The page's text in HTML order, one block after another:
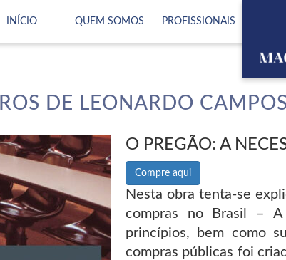
INÍCIO QUEM SOMOS PROFISSIONAIS
DE LEONARDO
O PREGÃO: A
Compre aqui
Nesta obra tenta-se
compras no Brasil – A
princípios, bem como
compras públicas foi